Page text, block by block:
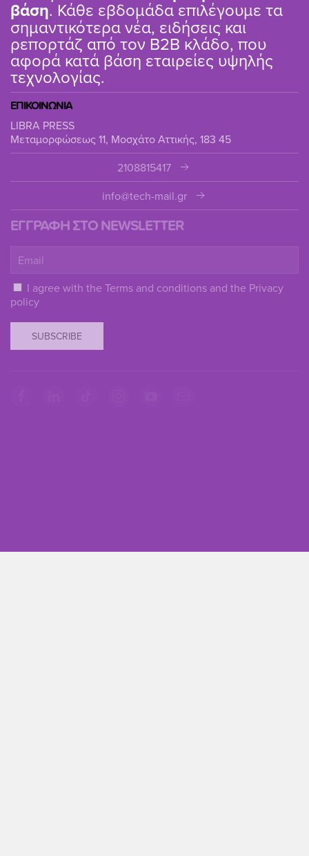
βάση. Κάθε εβδομάδα επιλέγουμε τα
σημαντικότερα νέα, ειδήσεις και
ρεπορτάζ από τον B2B κλάδο, που
αφορά κατά βάση εταιρείες υψηλής
τεχνολογίας.
ΕΠΙΚΟΙΝΩΝΙΑ
LIBRA PRESS
Μεταμορφώσεως 11, Μοσχάτο Αττικής, 183 45
2108815417
info@tech-mail.gr
ΕΓΓΡΑΦΗ ΣΤΟ NEWSLETTER
I agree with the Terms and conditions and the Privacy
policy
SUBSCRIBE